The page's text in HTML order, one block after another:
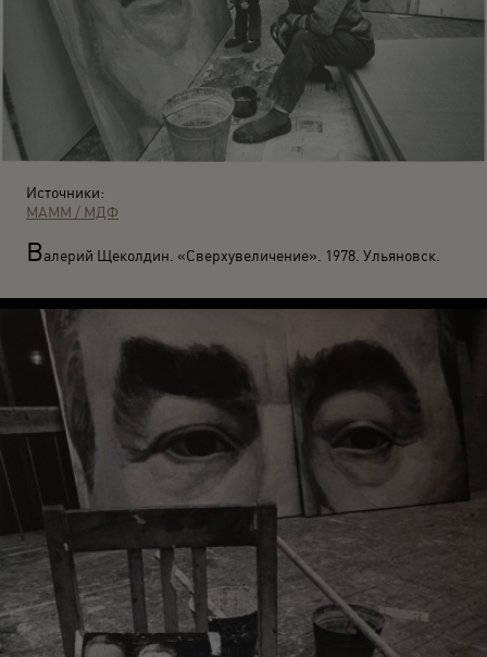
Источники:
МАММ / МДФ
Валерий Щеколдин. «Сверхувеличение». 1978. Ульяновск.